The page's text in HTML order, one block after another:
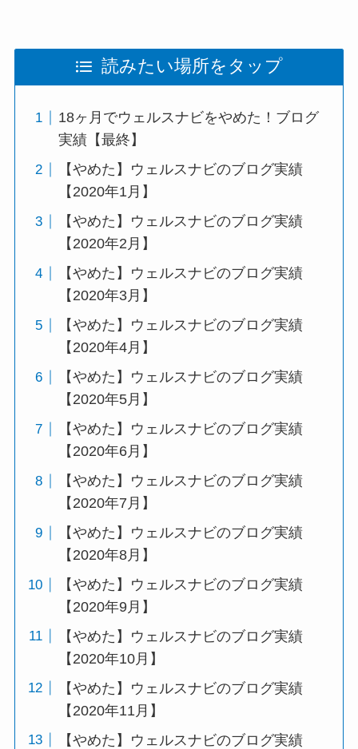
読みたい場所をタップ
18ヶ月でウェルスナビをやめた！ブログ
実績【最終】
【やめた】ウェルスナビのブログ実績
【2020年1月】
【やめた】ウェルスナビのブログ実績
【2020年2月】
【やめた】ウェルスナビのブログ実績
【2020年3月】
【やめた】ウェルスナビのブログ実績
【2020年4月】
【やめた】ウェルスナビのブログ実績
【2020年5月】
【やめた】ウェルスナビのブログ実績
【2020年6月】
【やめた】ウェルスナビのブログ実績
【2020年7月】
【やめた】ウェルスナビのブログ実績
【2020年8月】
【やめた】ウェルスナビのブログ実績
【2020年9月】
【やめた】ウェルスナビのブログ実績
【2020年10月】
【やめた】ウェルスナビのブログ実績
【2020年11月】
【やめた】ウェルスナビのブログ実績